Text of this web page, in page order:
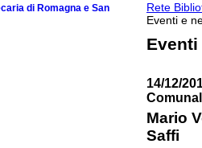
Rete
Eventi e
Eventi
14/12/
Mario
Saffi
di Romagna e San